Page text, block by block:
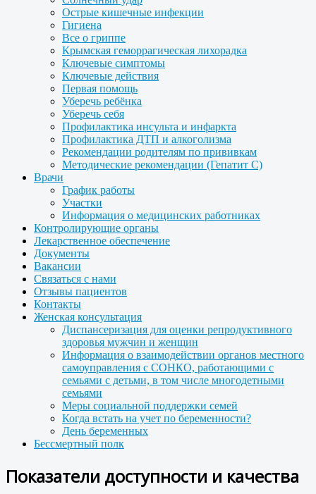
Острые кишечные инфекции
Гигиена
Все о гриппе
Крымская геморрагическая лихорадка
Ключевые симптомы
Ключевые действия
Первая помощь
Уберечь ребёнка
Уберечь себя
Профилактика инсульта и инфаркта
Профилактика ДТП и алкоголизма
Рекомендации родителям по прививкам
Методические рекомендации (Гепатит С)
Врачи
График работы
Участки
Информация о медицинских работниках
Контролирующие органы
Лекарственное обеспечение
Документы
Вакансии
Связаться с нами
Отзывы пациентов
Контакты
Женская консультация
Диспансеризация для оценки репродуктивного
здоровья мужчин и женщин
Информация о взаимодействии органов местного
самоуправления с СОНКО, работающими с
семьями с детьми, в том числе многодетными
семьями
Меры социальной поддержки семей
Когда встать на учет по беременности?
День беременных
Бессмертный полк
Показатели доступности и качества